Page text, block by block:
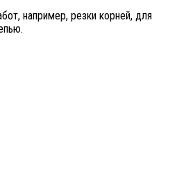
например, резки корней, для